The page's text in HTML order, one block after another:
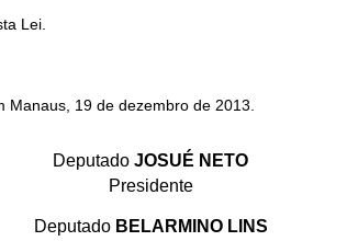
Lei.
Manaus, 19 de dezembro de 2013.
Deputado JOSUÉ NETO
Presidente
DeputadoBELARMINO LINS